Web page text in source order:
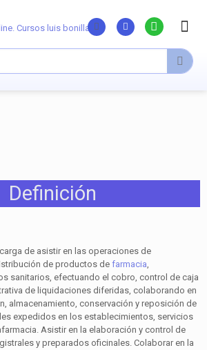
Definición
de asistir en las operaciones de
de productos de farmacia,
sanitarios, efectuando el cobro, control de caja
de liquida­ciones diferidas, colaborando en
almacenamiento, conservación y reposición de
expedidos en los establecimientos, servicios
Asistir en la elaboración y control de
y preparados oficinales. Colaborar en la